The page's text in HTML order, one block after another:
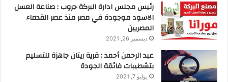
رئيس مجلس ادارة البركة جروب : صناعة العسل
الاسود موجودة في مصر منذ عصر القدماء
المصريين
ديسمبر 26, 2021
عبد الرحمن أحمد : قرية ريتان جاهزة للتسليم
بتشطيبات فائقة الجودة
يوليو 7, 2021